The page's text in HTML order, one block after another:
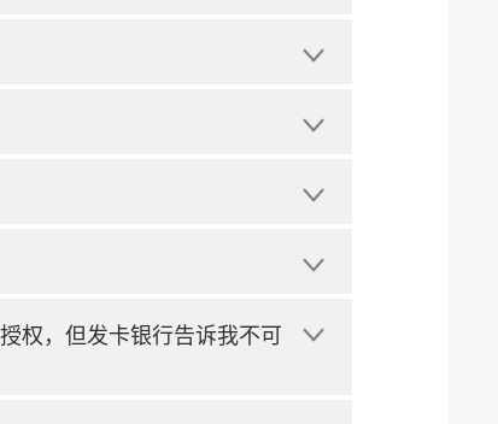
权，但发卡银行告诉我不可